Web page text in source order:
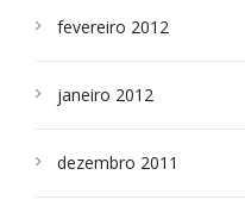
fevereiro 2012
janeiro 2012
dezembro 2011